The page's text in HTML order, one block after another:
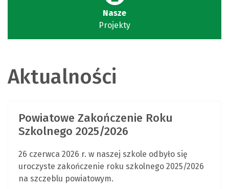
Nasze
Projekty
Aktualności
Powiatowe Zakończenie Roku
Szkolnego 2025/2026
26 czerwca 2026 r. w naszej szkole odbyło się
uroczyste zakończenie roku szkolnego 2025/2026
na szczeblu powiatowym.